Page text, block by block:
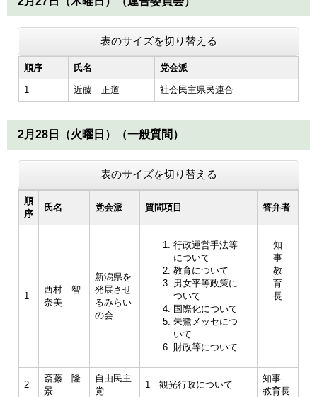
表のサイズを切り替える
順序 氏名 党会派
1 近藤 正道 社会民主県民連合
2月28日（火曜日）（一般質問）
表のサイズを切り替える
順
序
氏名 党会派 質問項目 答弁者
1
西村 智
奈美
新潟県を
発展させ
るみらい
の会
行政運営手法等
について
教育について
男女平等政策に
ついて
国際化について
朱鷺メッセにつ
いて
財政等について
知
事
教
育
長
2
斎藤 隆
景
自由民主
党
1 観光行政について
知事
教育長